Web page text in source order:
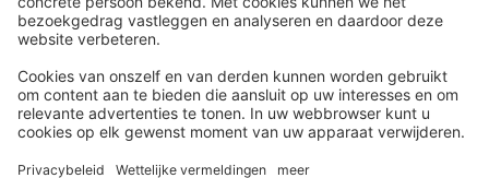
Contact
Volg Ons